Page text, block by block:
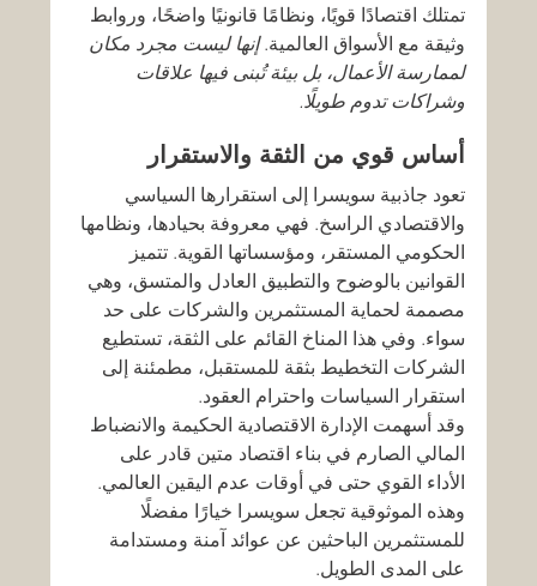
تمتلك اقتصادًا قويًا، ونظامًا قانونيًا واضحًا، وروابط
وثيقة مع الأسواق العالمية. إنها ليست مجرد مكان
لممارسة الأعمال، بل بيئة تُبنى فيها علاقات
وشراكات تدوم طويلًا.
أساس قوي من الثقة والاستقرار
تعود جاذبية سويسرا إلى استقرارها السياسي
والاقتصادي الراسخ. فهي معروفة بحيادها، ونظامها
الحكومي المستقر، ومؤسساتها القوية. تتميز
القوانين بالوضوح والتطبيق العادل والمتسق، وهي
مصممة لحماية المستثمرين والشركات على حد
سواء. وفي هذا المناخ القائم على الثقة، تستطيع
الشركات التخطيط بثقة للمستقبل، مطمئنة إلى
استقرار السياسات واحترام العقود.
وقد أسهمت الإدارة الاقتصادية الحكيمة والانضباط
المالي الصارم في بناء اقتصاد متين قادر على
الأداء القوي حتى في أوقات عدم اليقين العالمي.
وهذه الموثوقية تجعل سويسرا خيارًا مفضلًا
للمستثمرين الباحثين عن عوائد آمنة ومستدامة
على المدى الطويل.